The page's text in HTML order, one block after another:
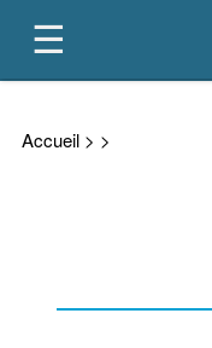
Accueil> >